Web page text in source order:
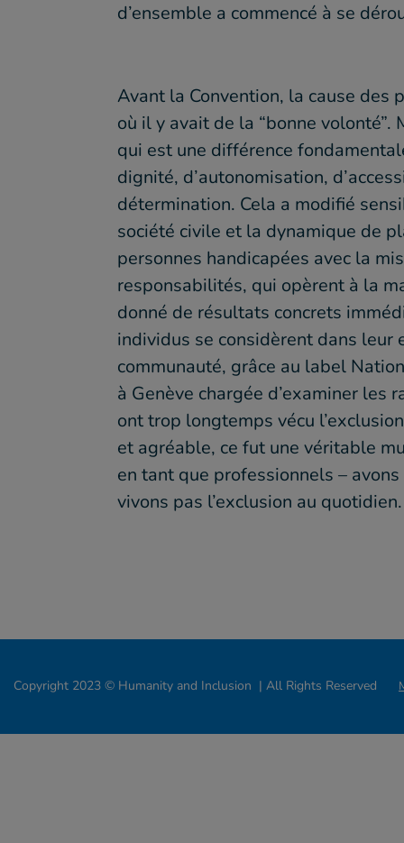
d’ensemble a commencé à se
Avant la Convention, la cause des
où il y avait de la “bonne volonté”.
qui est une différence
dignité, d’autonomisation,
détermination. Cela a modifié
société civile et la dynamique de
personnes handicapées avec la
responsabilités, qui opèrent à la
donné de résultats concrets
individus se considèrent dans
communauté, grâce au label
à Genève chargée d’examiner les
ont trop longtemps vécu
et agréable, ce fut une véritable
en tant que professionnels –
vivons pas l’exclusion au quotidien.
Copyright 2023 © Humanity and Inclusion | All Rights Reserved